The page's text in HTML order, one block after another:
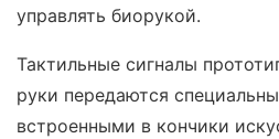
управлять биорукой.
Тактильные сигналы
руки передаются
встроенными в кончики